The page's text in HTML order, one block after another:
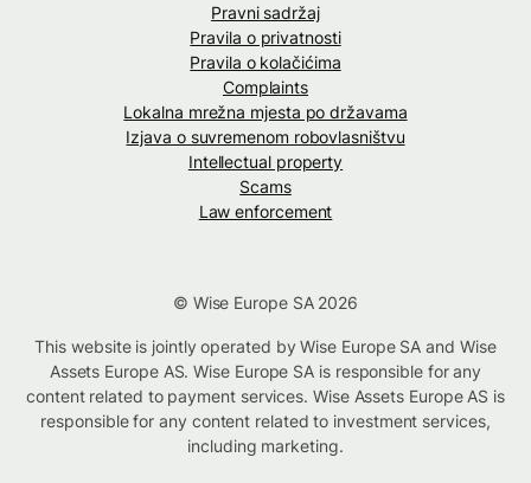
Pravni sadržaj
Pravila o privatnosti
Pravila o kolačićima
Complaints
Lokalna mrežna mjesta po državama
Izjava o suvremenom robovlasništvu
Intellectual property
Scams
Law enforcement
© Wise Europe SA 2026
This website is jointly operated by Wise Europe SA and Wise
Assets Europe AS. Wise Europe SA is responsible for any
content related to payment services. Wise Assets Europe AS is
responsible for any content related to investment services,
including marketing.